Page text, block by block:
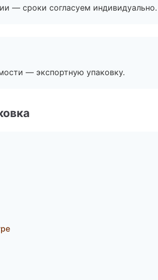
— сроки согласуем индивидуально.
— экспортную упаковку.